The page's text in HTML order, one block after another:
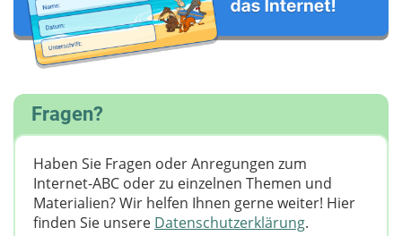
Fragen?
Haben Sie Fragen oder Anregungen zum
Internet-ABC oder zu einzelnen Themen und
Materialien? Wir helfen Ihnen gerne weiter! ​Hier
finden Sie unsere Datenschutzerklärung.